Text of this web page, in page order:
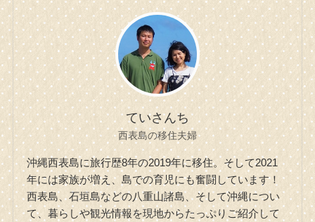
ていさんち
西表島の移住夫婦
沖縄西表島に旅行歴8年の2019年に移住。そして2021
年には家族が増え、島での育児にも奮闘しています！
西表島、石垣島などの八重山諸島、そして沖縄につい
て、暮らしや観光情報を現地からたっぷりご紹介して